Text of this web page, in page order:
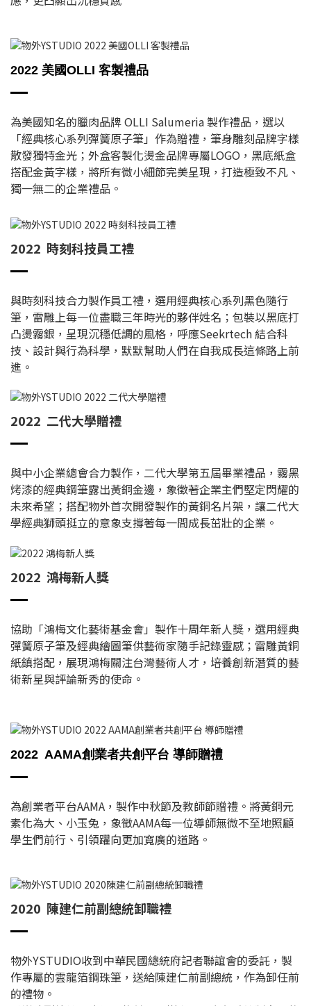
2022 美國OLLI 客製禮品
為美國知名的臘肉品牌 OLLI Salumeria 製作禮品，選以
「經典核心系列彈簧原子筆」作為贈禮，筆身雕刻品牌字樣
散發獨特金光；外盒客製化燙金品牌專屬LOGO，黑底紙盒
搭配金黃字樣，將所有微小細節完美呈現，打造極致不凡、
獨一無二的企業禮品。
2022 時刻科技員工禮
與時刻科技合力製作員工禮，選用經典核心系列黑色隨行
筆，雷雕上每一位盡職三年時光的夥伴姓名；包裝以黑底打
凸燙霧銀，呈現沉穩低調的風格，呼應Seekrtech 結合科
技、設計與行為科學，默默幫助人們在自我成長這條路上前
進。
2022 二代大學贈禮
與中小企業總會合力製作，二代大學第五屆畢業禮品，霧黑
烤漆的經典鋼筆露出黃銅金邊，象徵著企業主們堅定閃耀的
未來希望；搭配物外首次開發製作的黃銅名片架，讓二代大
學經典獅頭挺立的意象支撐著每一間成長茁壯的企業。
2022 鴻梅新人獎
協助「鴻梅文化藝術基金會」製作十周年新人獎，選用經典
彈簧原子筆及經典繪圖筆供藝術家隨手記錄靈感；雷雕黃銅
紙鎮搭配，展現鴻梅關注台灣藝術人才，培養創新潛質的藝
術新星與評論新秀的使命。
2022 AAMA創業者共創平台 導師贈禮
為創業者平台AAMA，製作中秋節及教師節贈禮。將黃銅元
素化為大、小玉兔，象徵AAMA每一位導師無微不至地照顧
學生們前行、引領躍向更加寬廣的道路。
2020 陳建仁前副總統卸職禮
物外YSTUDIO收到中華民國總統府記者聯誼會的委託，製
作專屬的雲龍箔鋼珠筆，送給陳建仁前副總統，作為卸任前
的禮物。